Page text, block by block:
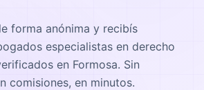
forma anónima y recibís
especialistas en derecho
en Formosa. Sin
comisiones, en minutos.